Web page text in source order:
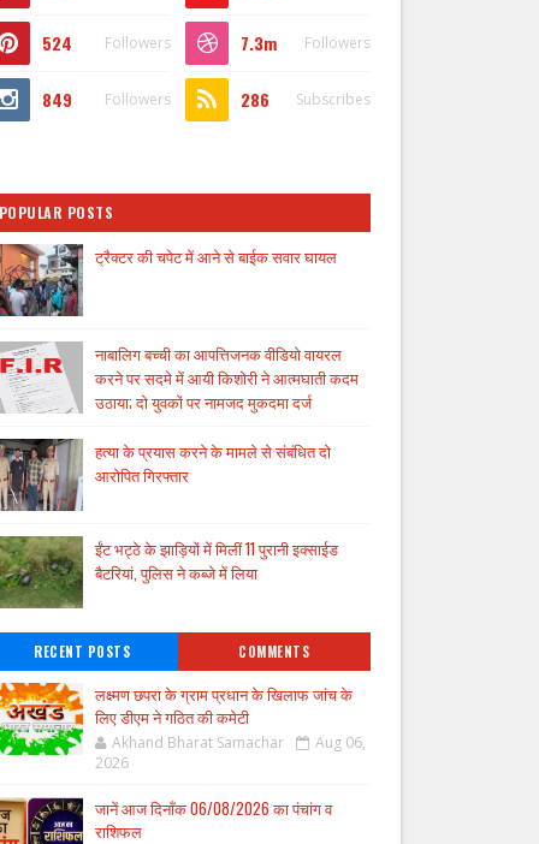
524 Followers 7.3m Followers
849 Followers 286 Subscribes
POSTS
ट्रैक्टर की चपेट में आने से बाईक सवार घायल
नाबालिग बच्ची का आपत्तिजनक वीडियो वायरल
करने पर सदमे में आयी किशोरी ने आत्मघाती कदम
उठाया; दो युवकों पर नामजद मुकदमा दर्ज
हत्या के प्रयास करने के मामले से संबंधित दो
आरोपित गिरफ्तार
ईंट भट्ठे के झाड़ियों में मिलीं 11 पुरानी इक्साईड
बैटरियां, पुलिस ने कब्जे में लिया
RECENT POSTS COMMENTS
लक्ष्मण छपरा के ग्राम प्रधान के खिलाफ जांच के
लिए डीएम ने गठित की कमेटी
Akhand Bharat Samachar
Aug 06,
2026
जानें आज दिनाँक 06/08/2026 का पंचांग व
राशिफल